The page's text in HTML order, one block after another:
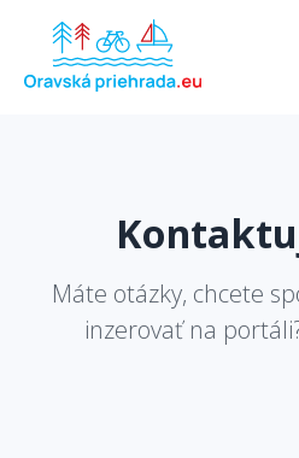
Máte otázky, chcete
inzerovať na